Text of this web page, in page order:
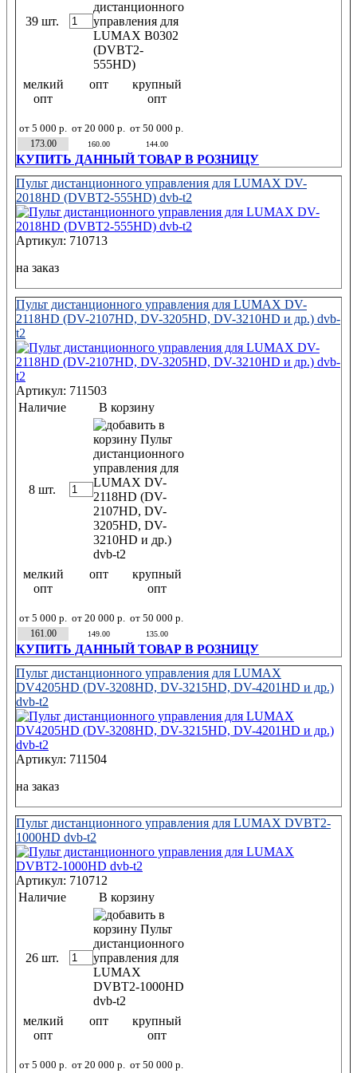
39 шт.
мелкий
опт
от 5 000 р.
опт
от 20 000 р.
крупный
опт
от 50 000 р.
173.00
160.00 144.00
КУПИТЬ ДАННЫЙ ТОВАР В РОЗНИЦУ
Пульт дистанционного управления для LUMAX DV-
2018HD (DVBT2-555HD) dvb-t2
Артикул: 710713
на заказ
Пульт дистанционного управления для LUMAX DV-
2118HD (DV-2107HD, DV-3205HD, DV-3210HD и др.) dvb-
t2
Артикул: 711503
Наличие
В корзину
8 шт.
мелкий
опт
от 5 000 р.
опт
от 20 000 р.
крупный
опт
от 50 000 р.
161.00
149.00 135.00
КУПИТЬ ДАННЫЙ ТОВАР В РОЗНИЦУ
Пульт дистанционного управления для LUMAX
DV4205HD (DV-3208HD, DV-3215HD, DV-4201HD и др.)
dvb-t2
Артикул: 711504
на заказ
Пульт дистанционного управления для LUMAX DVBT2-
1000HD dvb-t2
Артикул: 710712
Наличие
В корзину
26 шт.
мелкий
опт
от 5 000 р.
опт
от 20 000 р.
крупный
опт
от 50 000 р.